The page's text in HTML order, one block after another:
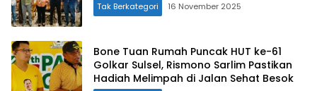
Tak Berkategori 16 November 2025
Bone Tuan Rumah Puncak HUT ke-61
Golkar Sulsel, Rismono Sarlim Pastikan
Hadiah Melimpah di Jalan Sehat Besok